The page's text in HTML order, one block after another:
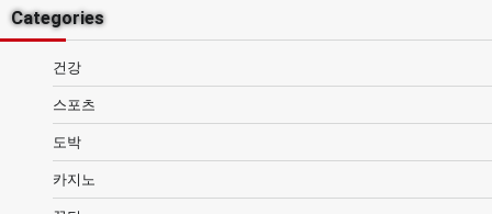
Categories
건강
스포츠
도박
카지노